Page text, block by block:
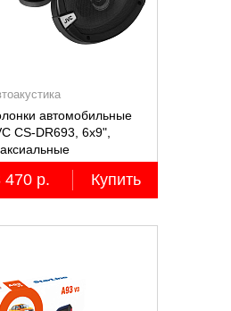
автомобильные
CS-DR693, 6х9",
2 шт.
470 р. Купить